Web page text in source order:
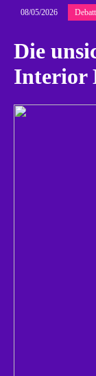
08/05/2026
Die
Interior